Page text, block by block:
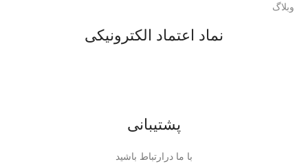
وبلاگ
نماد اعتماد الکترونیکی
پشتیبانی
با ما درارتباط باشید